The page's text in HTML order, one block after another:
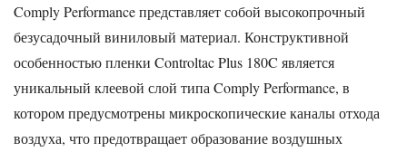
Comply Performance представляет собой высокопрочный
безусадочный виниловый материал. Конструктивной
особенностью пленки Controltac Plus 180C является
уникальный клеевой слой типа Comply Performance, в
котором предусмотрены микроскопические каналы отхода
воздуха, что предотвращает образование воздушных